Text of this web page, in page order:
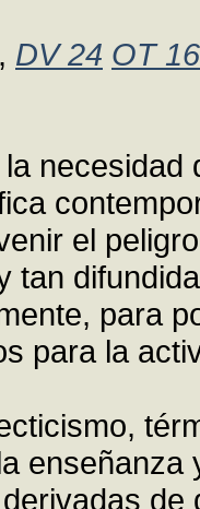
DV 24 OT 16
el
tan
para
para la